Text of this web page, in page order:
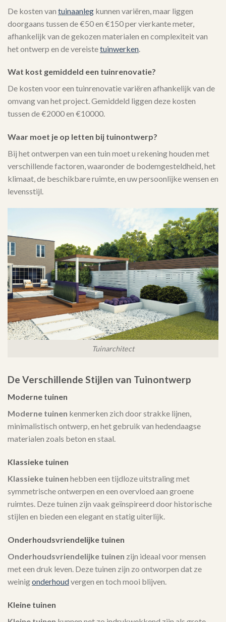
De kosten van tuinaanleg kunnen variëren, maar liggen
doorgaans tussen de €50 en €150 per vierkante meter,
afhankelijk van de gekozen materialen en complexiteit van
het ontwerp en de vereistetuinwerken
Wat kost gemiddeld een tuinrenovatie?
De kosten voor een tuinrenovatie variëren afhankelijk van de
omvang van het project. Gemiddeld liggen deze kosten
tussen de €2000 en €10000.
Waar moet je op letten bij tuinontwerp?
Bij het ontwerpen van een tuin moet u rekening houden met
verschillende factoren, waaronder de bodemgesteldheid, het
klimaat, de beschikbare ruimte, en uw persoonlijke wensen en
levensstijl.
Tuinarchitect
De Verschillende Stijlen van Tuinontwerp
Moderne tuinen
Moderne tuinen kenmerken zich door strakke lijnen,
minimalistisch ontwerp, en het gebruik van hedendaagse
materialen zoals beton en staal.
Klassieke tuinen
Klassieke tuinen hebben een tijdloze uitstraling met
symmetrische ontwerpen en een overvloed aan groene
ruimtes. Deze tuinen zijn vaak geïnspireerd door historische
stijlen en bieden een elegant en statig uiterlijk.
Onderhoudsvriendelijke tuinen
Onderhoudsvriendelijke tuinen zijn ideaal voor mensen
met een druk leven. Deze tuinen zijn zo ontworpen dat ze
weinigonderhoudvergen en toch mooi blijven.
Kleine tuinen